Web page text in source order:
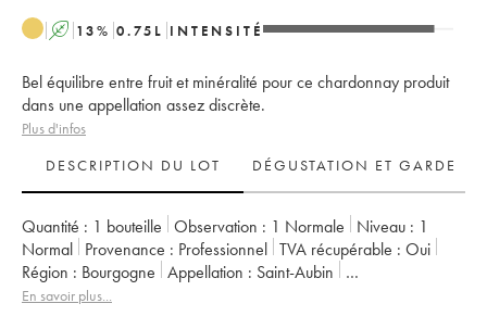
A 13% 0.75 L INTENSITÉ
Bel équilibre entre fruit et minéralité pour ce chardonnay produit
dans une appellation assez discrète.
Plus d'infos
DESCRIPTION DU LOT
DÉGUSTATION ET GARDE
Quantité : 1 bouteille Observation : 1 Normale Niveau : 1
Normal
Provenance : professionnel TVA récupérable :
oui
Région :
Bourgogne Appellation :
Saint-Aubin
Propriétaire :
En savoir plus...